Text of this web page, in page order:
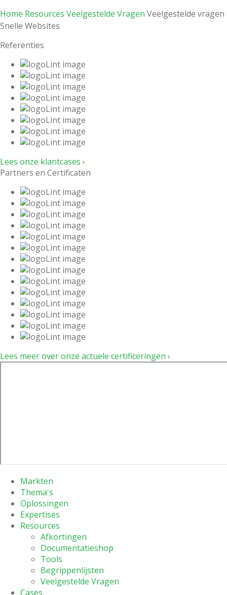
Home Resources Veelgestelde Vragen Veelgestelde vragen
Snelle Websites
Referenties
Lees onze klantcases ›
Partners en Certificaten
Lees meer over onze actuele certificeringen ›
Markten
Thema's
Oplossingen
Expertises
Resources
Afkortingen
Documentatieshop
Tools
Begrippenlijsten
Veelgestelde Vragen
Cases